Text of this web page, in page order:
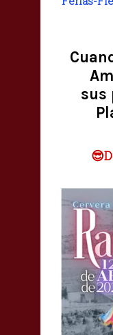
sus